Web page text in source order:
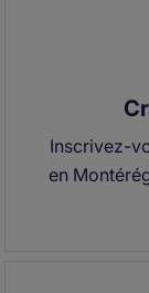
Inscrivez-
en